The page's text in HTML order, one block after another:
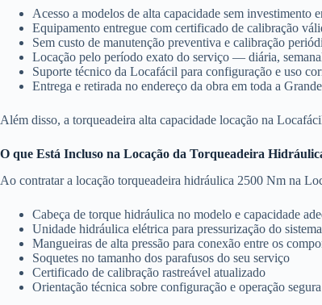
Acesso a modelos de alta capacidade sem investimento
Equipamento entregue com certificado de calibração
Sem custo de manutenção preventiva e calibração
Locação pelo período exato do serviço — diária,
Suporte técnico da Locafácil para configuração e uso
Entrega e retirada no endereço da obra em toda a
Além disso, a torqueadeira alta capacidade locação na
O que Está Incluso na Locação da Torqueadeira
Ao contratar a locação torqueadeira hidráulica 2500 Nm na
Cabeça de torque hidráulica no modelo e capacidade
Unidade hidráulica elétrica para pressurização do sistema
Mangueiras de alta pressão para conexão entre os
Soquetes no tamanho dos parafusos do seu serviço
Certificado de calibração rastreável atualizado
Orientação técnica sobre configuração e operação segura